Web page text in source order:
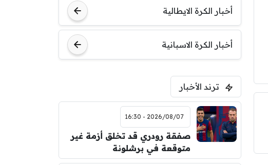
اودينيزي برشلونة أخبار الكرة الايطالية
أخبار الكرة الاسبانية
ترند الأخبار
2026/08/07 - 16:30
صفقة رودري قد تخلق أزمة غير
متوقعة في برشلونة